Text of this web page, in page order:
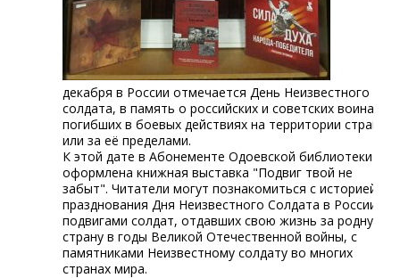
декабря в России отмечается День Неизвестного
солдата, в память о российских и советских воинах,
погибших в боевых действиях на территории страны
или за её пределами.
К этой дате в Абонементе Одоевской библиотеки
оформлена книжная выставка "Подвиг твой не
забыт". Читатели могут познакомиться с историей
празднования Дня Неизвестного Солдата в России,
подвигами солдат, отдавших свою жизнь за родную
страну в годы Великой Отечественной войны, с
памятниками Неизвестному солдату во многих
странах мира.